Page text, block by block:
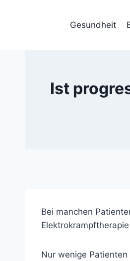
Gesundheit
Ist
Bei manchen
Nur wenige